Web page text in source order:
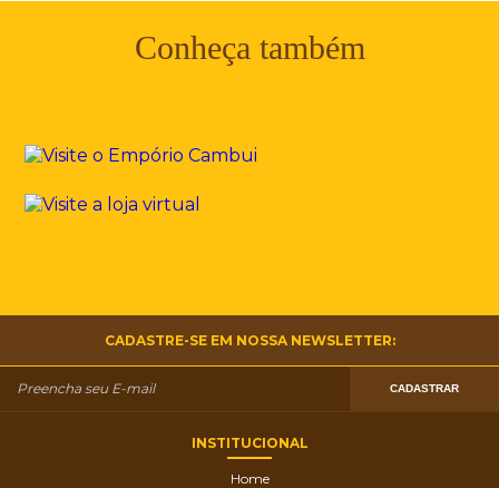
Conheça também
CADASTRE-SE EM NOSSA NEWSLETTER:
CADASTRAR
INSTITUCIONAL
Home